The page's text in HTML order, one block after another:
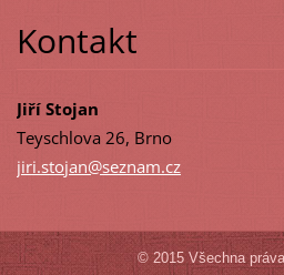
Kontakt
Jiří Stojan
Teyschlova 26, Brno
jiri.stojan@seznam.cz
© 2015 Všechna